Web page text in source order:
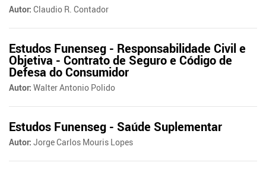
Autor: Claudio R. Contador
Estudos Funenseg - Responsabilidade Civil e
Objetiva - Contrato de Seguro e Código de
Defesa do Consumidor
Autor: Walter Antonio Polido
Estudos Funenseg - Saúde Suplementar
Autor: Jorge Carlos Mouris Lopes